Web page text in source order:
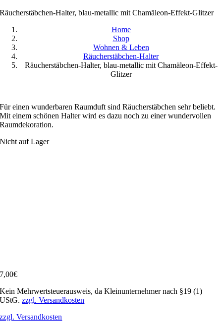
Räucherstäbchen-Halter, blau-metallic mit Chamäleon-Effekt-Glitzer
Home
Shop
Wohnen & Leben
Räucherstäbchen-Halter
Räucherstäbchen-Halter, blau-metallic mit Chamäleon-Effekt-
Glitzer
Für einen wunderbaren Raumduft sind Räucherstäbchen sehr beliebt.
Mit einem schönen Halter wird es dazu noch zu einer wundervollen
Raumdekoration.
Nicht auf Lager
7,00€
Kein Mehrwertsteuerausweis, da Kleinunternehmer nach §19 (1)
UStG. zzgl. Versandkosten
zzgl. Versandkosten